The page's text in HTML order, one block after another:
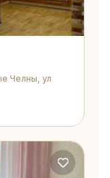
Челны, ул